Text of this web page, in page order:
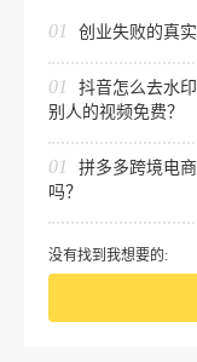
01 创业失败的真
01
抖音怎么去水
别人的视频免费？
01
拼多多跨境电
吗？
没有找到我想要的: